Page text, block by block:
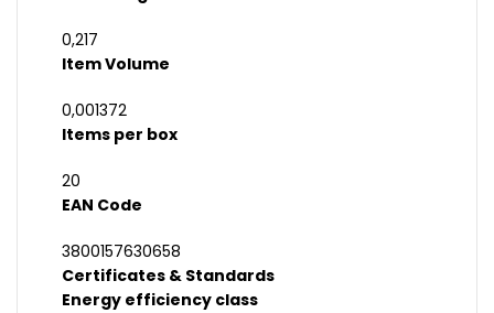
0,217
Item Volume
0,001372
Items per box
20
EAN Code
3800157630658
Certificates & Standards
Energy efficiency class